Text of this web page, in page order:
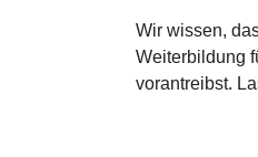
Wir wissen,
Weiterbildung
vorantreibst.